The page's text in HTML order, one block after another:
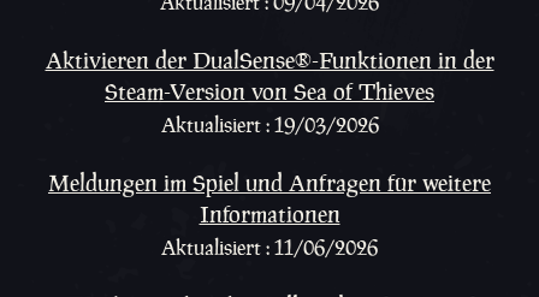
Aktivieren der DualSense®-Funktionen in der
Steam-Version von Sea of Thieves
Aktualisiert : 19/03/2026
Meldungen im Spiel und Anfragen für weitere
Informationen
Aktualisiert : 11/06/2026